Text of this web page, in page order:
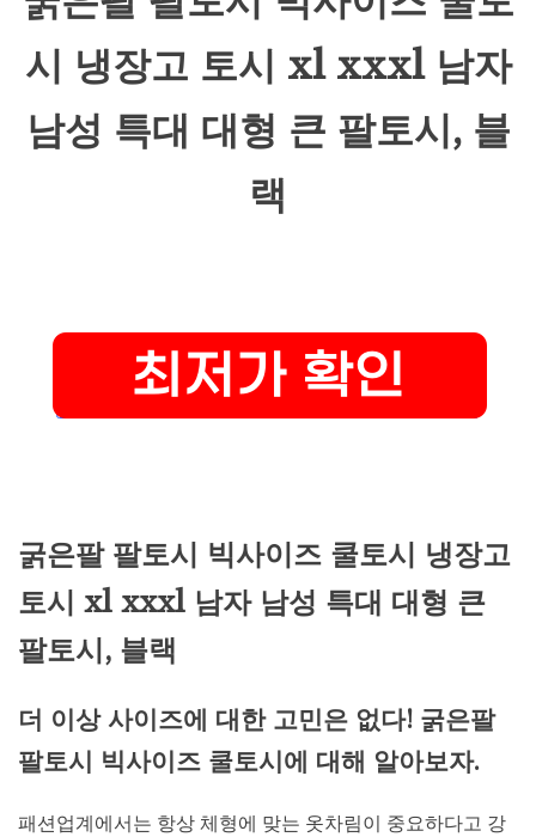
시 냉장고 토시 xl xxxl 남자
남성 특대 대형 큰 팔토시, 블
랙
굵은팔 팔토시 빅사이즈 쿨토시 냉장고
토시 xl xxxl 남자 남성 특대 대형 큰
팔토시, 블랙
더 이상 사이즈에 대한 고민은 없다! 굵은팔
팔토시 빅사이즈 쿨토시에 대해 알아보자.
패션업계에서는 항상 체형에 맞는 옷차림이 중요하다고 강